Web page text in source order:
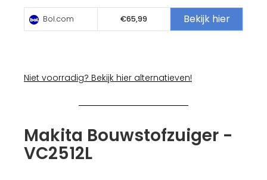
Bol.com €65,99 Bekijk hier
Niet voorradig? Bekijk hier alternatieven!
Makita Bouwstofzuiger -
VC2512L